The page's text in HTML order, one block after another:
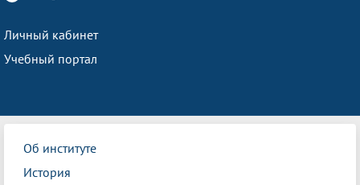
Личный кабинет
Учебный портал
Об институте
История